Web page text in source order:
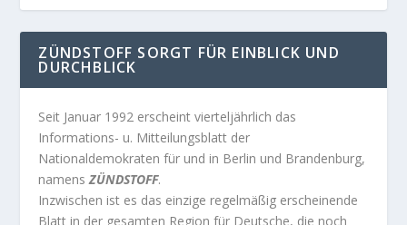
ZÜNDSTOFF SORGT FÜR EINBLICK UND
DURCHBLICK
Seit Januar 1992 erscheint vierteljährlich das
Informations- u. Mitteilungsblatt der
Nationaldemokraten für und in Berlin und Brandenburg,
namensZÜNDSTOFF.
Inzwischen ist es das einzige regelmäßig erscheinende
Blatt in der gesamten Region für Deutsche, die noch